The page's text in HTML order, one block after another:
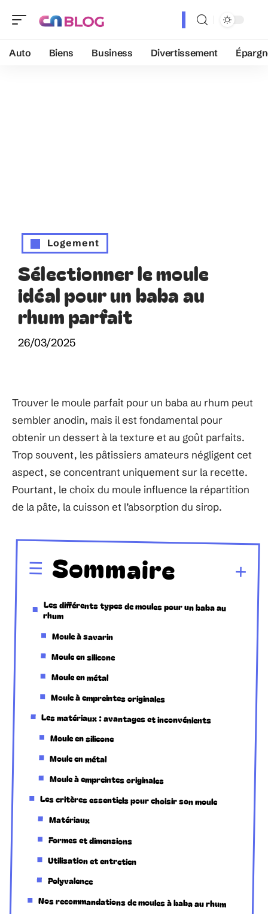
Auto Biens Business Divertissement
Logement
Sélectionner le moule
idéal pour un baba au
rhum parfait
26/03/2025
Trouver le moule parfait pour un baba au rhum peut
sembler anodin, mais il est fondamental pour
obtenir un dessert à la texture et au goût parfaits.
Trop souvent, les pâtissiers amateurs négligent cet
aspect, se concentrant uniquement sur la recette.
Pourtant, le choix du moule influence la répartition
de la pâte, la cuisson et l’absorption du sirop.
Sommaire
Les différents types de moules pour un baba au
rhum
Moule à savarin
Moule en silicone
Moule en métal
Moule à empreintes originales
Les matériaux : avantages et inconvénients
Moule en silicone
Moule en métal
Moule à empreintes originales
Les critères essentiels pour choisir son moule
Matériaux
Formes et dimensions
Utilisation et entretien
Polyvalence
Nos recommandations de moules à baba au rhum